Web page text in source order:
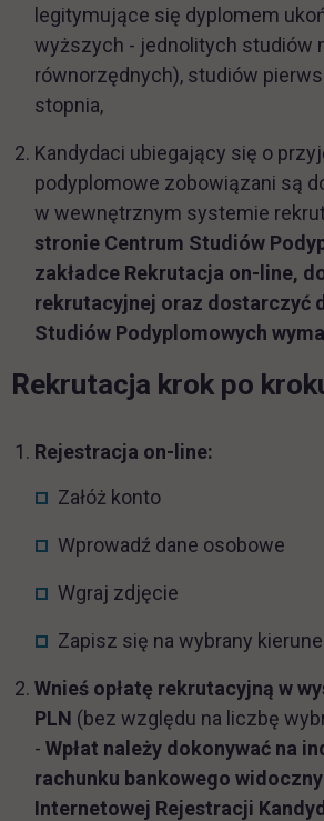
legitymujące się dyplomem
wyższych - jednolitych studiów
równorzędnych), studiów
stopnia,
Kandydaci ubiegający się o
podyplomowe zobowiązani są
w wewnętrznym systemie
stronie Centrum Studiów
zakładce Rekrutacja on-line,
rekrutacyjnej oraz dostarczyć
Studiów Podyplomowych
Rekrutacja krok po
Rejestracja on-line:
Załóż konto
Wprowadź dane osobowe
Wgraj zdjęcie
Zapisz się na wybrany
Wnieś opłatę rekrutacyjną w
PLN (bez względu na liczbę
- Wpłat należy dokonywać na
rachunku bankowego
Internetowej Rejestracji